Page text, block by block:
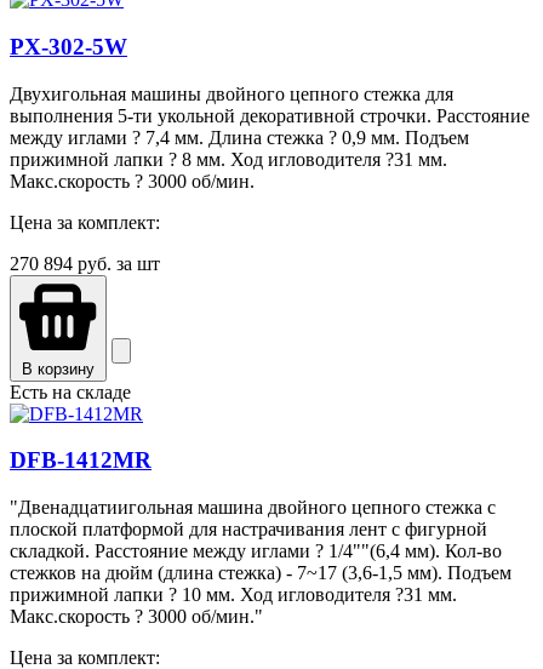
PX-302-5W
Двухигольная машины двойного цепного стежка для
выполнения 5-ти укольной декоративной строчки. Расстояние
между иглами ? 7,4 мм. Длина стежка ? 0,9 мм. Подъем
прижимной лапки ? 8 мм. Ход игловодителя ?31 мм.
Макс.скорость ? 3000 об/мин.
Цена за комплект:
270 894 руб. за шт
В корзину
Есть на складе
DFB-1412MR
"Двенадцатиигольная машина двойного цепного стежка с
плоской платформой для настрачивания лент с фигурной
складкой. Расстояние между иглами ? 1/4""(6,4 мм). Кол-во
стежков на дюйм (длина стежка) - 7~17 (3,6-1,5 мм). Подъем
прижимной лапки ? 10 мм. Ход игловодителя ?31 мм.
Макс.скорость ? 3000 об/мин."
Цена за комплект: